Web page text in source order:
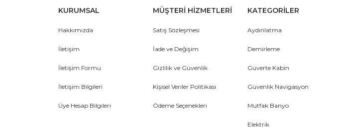
KURUMSAL
Hakkımızda
İletişim
İletişim Formu
İletişim Bilgileri
Üye Hesap Bilgileri
MÜŞTERİ HİZMETLERİ
Satış Sözleşmesi
İade ve Değişim
Gizlilik ve Güvenlik
Kişisel Veriler Politikası
Ödeme Seçenekleri
KATEGORİLER
Aydınlatma
Demirleme
Güverte Kabin
Güvenlik Navigasyon
Mutfak Banyo
Elektrik